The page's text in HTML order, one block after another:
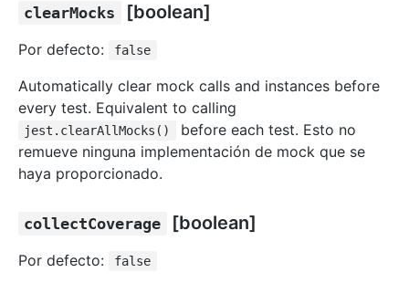
clearMocks [boolean]
Por defecto: false
Automatically clear mock calls and instances before
every test. Equivalent to calling
jest.clearAllMocks()
before each test. Esto no
remueve ninguna implementación de mock que se
haya proporcionado.
collectCoverage [boolean]
Por defecto: false